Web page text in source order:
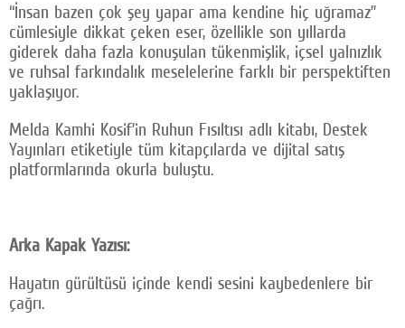
“İnsan bazen çok şey yapar ama kendine hiç uğramaz”
cümlesiyle dikkat çeken eser, özellikle son yıllarda
giderek daha fazla konuşulan tükenmişlik, içsel yalnızlık
ve ruhsal farkındalık meselelerine farklı bir perspektiften
yaklaşıyor.
Melda Kamhi Kosif’in Ruhun Fısıltısı adlı kitabı, Destek
Yayınları etiketiyle tüm kitapçılarda ve dijital satış
platformlarında okurla buluştu.
Arka Kapak Yazısı:
Hayatın gürültüsü içinde kendi sesini kaybedenlere bir
çağrı.